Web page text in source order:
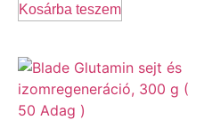
Kosárba teszem